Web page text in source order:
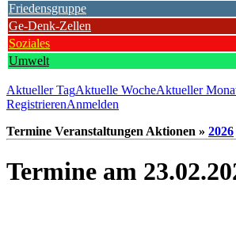
Friedensgruppe
Ge-Denk-Zellen
Soziales
Umwelt
Aktueller TagAktuelle WocheAktueller
RegistrierenAnmelden
Termine Veranstaltungen Aktionen » 2026
Termine am